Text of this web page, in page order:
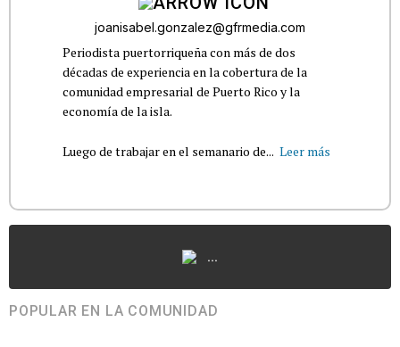
joanisabel.gonzalez@gfrmedia.com
Periodista puertorriqueña con más de dos
décadas de experiencia en la cobertura de la
comunidad empresarial de Puerto Rico y la
economía de la isla.
Luego de trabajar en el semanario de... Leer más
...
POPULAR EN LA COMUNIDAD